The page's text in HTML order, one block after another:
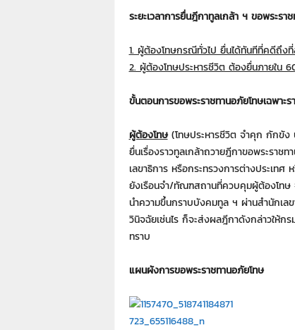
ระยะเวลาการยื่นฎีกาทูลเกล้า ฯ ขอพระรา
1. ผู้ต้องโทษกรณีทั่วไป ยื่นได้ทันทีที่คดีถึง
2. ผู้ต้องโทษประหารชีวิต ต้องยื่นภายใน
ขั้นตอนการขอพระราชทานอภัยโทษเฉพาะร
ผู้ต้องโทษ(โทษประหารชีวิต จำคุก กักขั
ยื่นเรื่องราวทูลเกล้าถวายฎีกาขอพระราช
เลขาธิการ หรือกระทรวงการต่างประเท
ยังเรือนจำ/ทัณฑสถานที่ควบคุมผู้ต้องโทษ
นำความขึ้นกราบบังคมทูล ฯ ผ่านสำนักเล
วินิจฉัยเช่นไร ก็จะส่งผลฎีกาดังกล่าวให้ก
ทราบ
แผนผังการขอพระราชทานอภัยโทษ